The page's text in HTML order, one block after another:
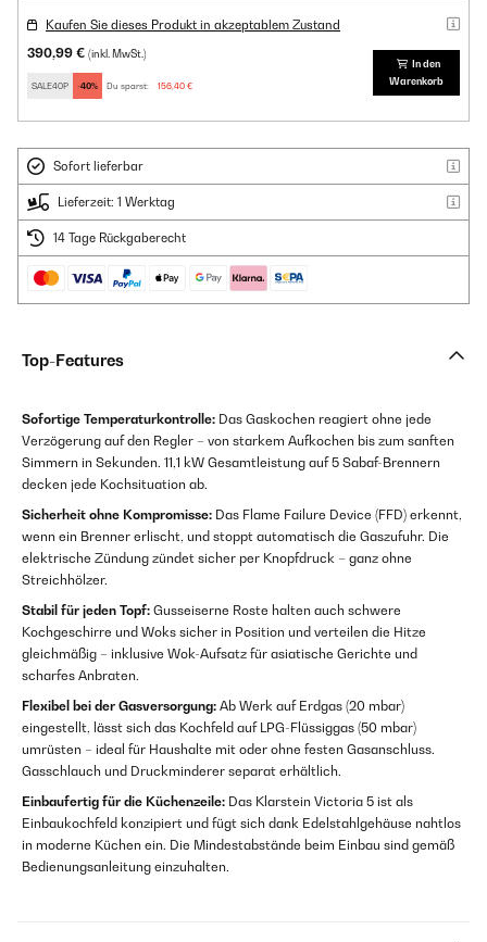
Kaufen Sie dieses Produkt in akzeptablem Zustand
390,99 € (inkl. MwSt.)
SALE40P -40% Du sparst: 156,40 €
In den
Warenkorb
Sofort lieferbar
Lieferzeit: 1 Werktag
14 Tage Rückgaberecht
Top-Features
Sofortige Temperaturkontrolle: Das Gaskochen reagiert ohne jede
Verzögerung auf den Regler – von starkem Aufkochen bis zum sanften
Simmern in Sekunden. 11,1 kW Gesamtleistung auf 5 Sabaf-Brennern
decken jede Kochsituation ab.
Sicherheit ohne Kompromisse: Das Flame Failure Device (FFD) erkennt,
wenn ein Brenner erlischt, und stoppt automatisch die Gaszufuhr. Die
elektrische Zündung zündet sicher per Knopfdruck – ganz ohne
Streichhölzer.
Stabil für jeden Topf: Gusseiserne Roste halten auch schwere
Kochgeschirre und Woks sicher in Position und verteilen die Hitze
gleichmäßig – inklusive Wok-Aufsatz für asiatische Gerichte und
scharfes Anbraten.
Flexibel bei der Gasversorgung: Ab Werk auf Erdgas (20 mbar)
eingestellt, lässt sich das Kochfeld auf LPG-Flüssiggas (50 mbar)
umrüsten – ideal für Haushalte mit oder ohne festen Gasanschluss.
Gasschlauch und Druckminderer separat erhältlich.
Einbaufertig für die Küchenzeile: Das Klarstein Victoria 5 ist als
Einbaukochfeld konzipiert und fügt sich dank Edelstahlgehäuse nahtlos
in moderne Küchen ein. Die Mindestabstände beim Einbau sind gemäß
Bedienungsanleitung einzuhalten.